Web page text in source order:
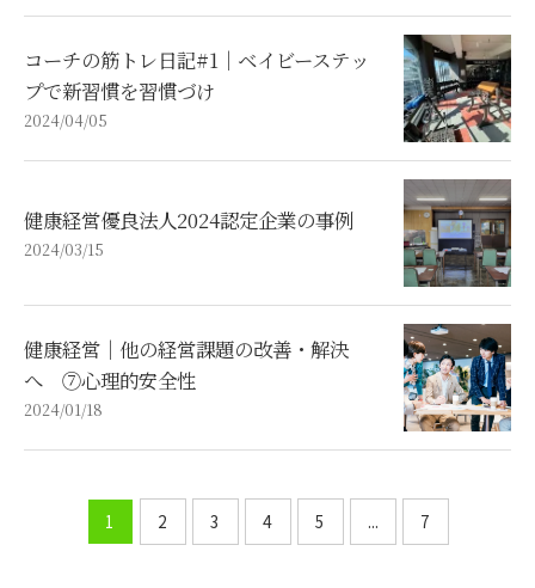
コーチの筋トレ日記#1｜ベイビーステッ
プで新習慣を習慣づけ
2024/04/05
健康経営優良法人2024認定企業の事例
2024/03/15
健康経営｜他の経営課題の改善・解決
へ ⑦心理的安全性
2024/01/18
1 2 3 4 5 ... 7